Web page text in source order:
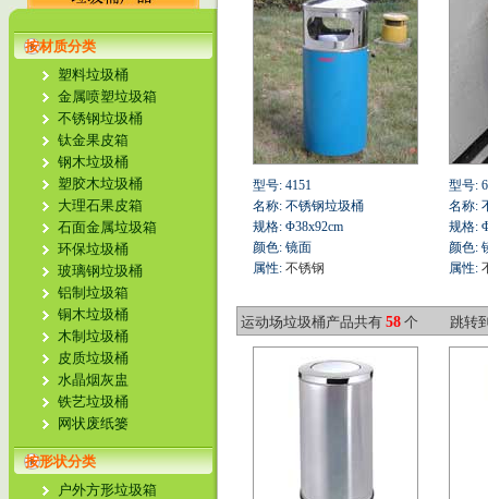
按材质分类
塑料垃圾桶
金属喷塑垃圾箱
不锈钢垃圾桶
钛金果皮箱
钢木垃圾桶
塑胶木垃圾桶
大理石果皮箱
石面金属垃圾箱
环保垃圾桶
玻璃钢垃圾桶
铝制垃圾箱
铜木垃圾桶
木制垃圾桶
皮质垃圾桶
水晶烟灰盅
铁艺垃圾桶
网状废纸篓
按形状分类
户外方形垃圾箱
型号: 4151
名称: 不锈钢垃圾桶
规格: Φ38x92cm
颜色: 镜面
属性: 不锈钢
型号:
名称:
规格:
颜色:
属性:
运动场垃圾桶产品共有 58 个 跳转